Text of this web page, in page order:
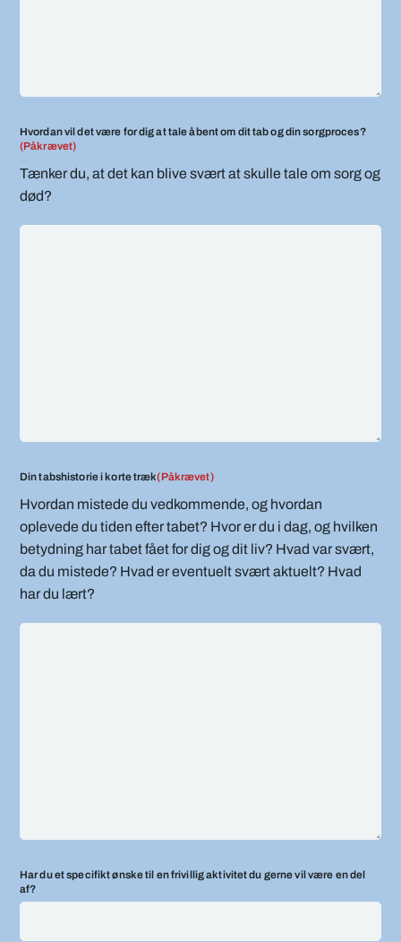
Hvordan vil det være for dig at tale åbent om dit tab og din sorgproces?
(Påkrævet)
Tænker du, at det kan blive svært at skulle tale om sorg og
død?
Din tabshistorie i korte træk(Påkrævet)
Hvordan mistede du vedkommende, og hvordan
oplevede du tiden efter tabet? Hvor er du i dag, og hvilken
betydning har tabet fået for dig og dit liv? Hvad var svært,
da du mistede? Hvad er eventuelt svært aktuelt? Hvad
har du lært?
Har du et specifikt ønske til en frivillig aktivitet du gerne vil være en del
af?